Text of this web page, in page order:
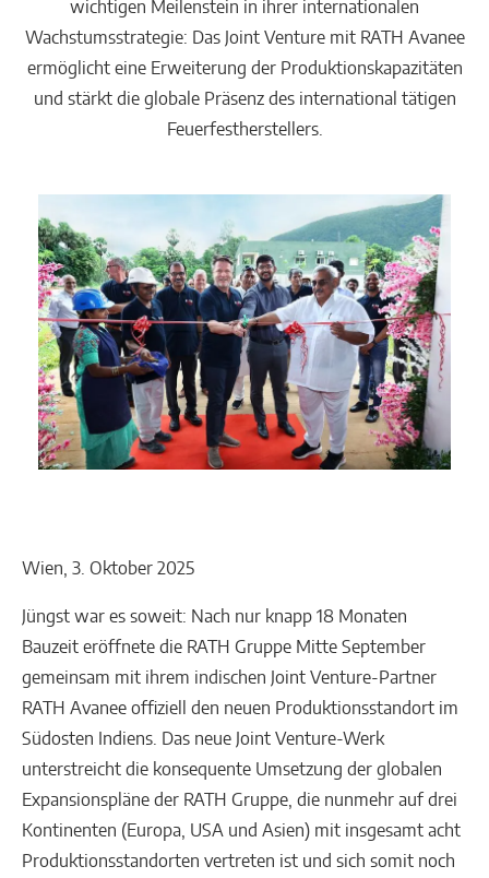
wichtigen Meilenstein in ihrer internationalen
Wachstumsstrategie: Das Joint Venture mit RATH Avanee
ermöglicht eine Erweiterung der Produktionskapazitäten
und stärkt die globale Präsenz des international tätigen
Feuerfestherstellers.
Wien, 3. Oktober 2025
Jüngst war es soweit: Nach nur knapp 18 Monaten
Bauzeit eröffnete die RATH Gruppe Mitte September
gemeinsam mit ihrem indischen Joint Venture-Partner
RATH Avanee offiziell den neuen Produktionsstandort im
Südosten Indiens. Das neue Joint Venture-Werk
unterstreicht die konsequente Umsetzung der globalen
Expansionspläne der RATH Gruppe, die nunmehr auf drei
Kontinenten (Europa, USA und Asien) mit insgesamt acht
Produktionsstandorten vertreten ist und sich somit noch